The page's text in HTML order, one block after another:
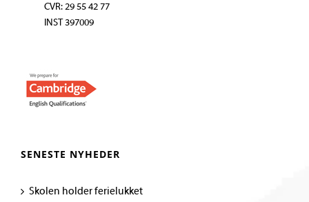
CVR: 29 55 42 77
INST 397009
SENESTE NYHEDER
Skolen holder ferielukket